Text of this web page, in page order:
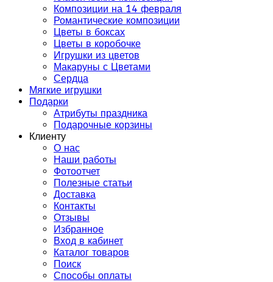
Композиции на 14 февраля
Романтические композиции
Цветы в боксах
Цветы в коробочке
Игрушки из цветов
Макаруны с Цветами
Сердца
Мягкие игрушки
Подарки
Атрибуты праздника
Подарочные корзины
Клиенту
О нас
Наши работы
Фотоотчет
Полезные статьи
Доставка
Контакты
Отзывы
Избранное
Вход в кабинет
Каталог товаров
Поиск
Способы оплаты